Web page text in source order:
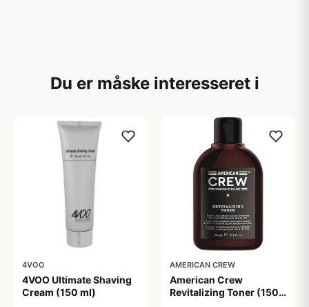
Du er måske interesseret i
4VOO
4VOO Ultimate Shaving
Cream (150 ml)
AMERICAN CREW
American Crew
Revitalizing Toner (150